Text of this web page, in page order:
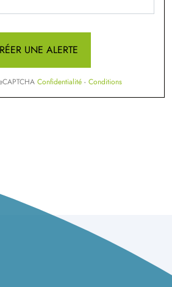
UNE ALERTE
Confidentialité - Conditions